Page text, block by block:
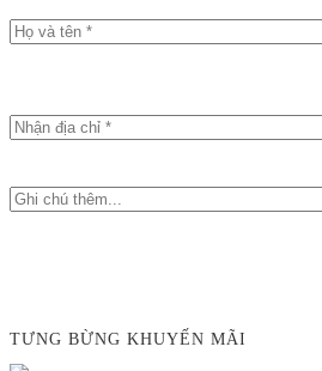
TƯNG BỪNG KHUYẾN MÃI